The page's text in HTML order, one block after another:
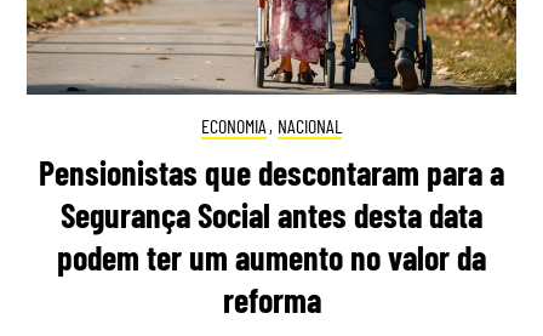
ECONOMIA , NACIONAL
Pensionistas que descontaram para a
Segurança Social antes desta data
podem ter um aumento no valor da
reforma